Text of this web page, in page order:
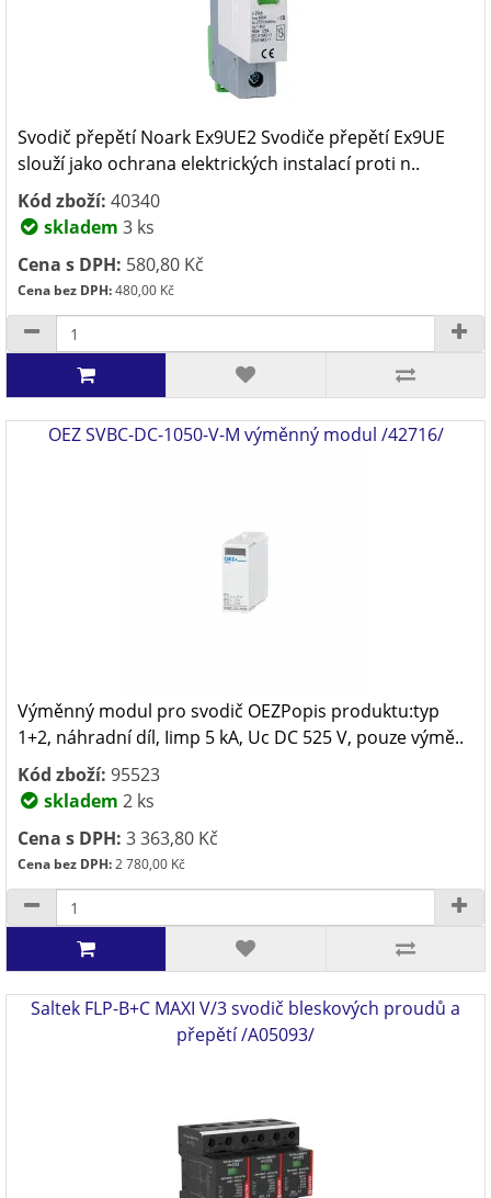
Svodič přepětí Noark Ex9UE2 Svodiče přepětí Ex9UE
slouží jako ochrana elektrických instalací proti n..
Kód zboží: 40340
skladem 3 ks
Cena s DPH: 580,80 Kč
Cena bez DPH:480,00 Kč
OEZ SVBC-DC-1050-V-M výměnný modul /42716/
Výměnný modul pro svodič OEZPopis produktu:typ
1+2, náhradní díl, Iimp 5 kA, Uc DC 525 V, pouze výmě..
Kód zboží: 95523
skladem 2 ks
Cena s DPH: 3 363,80 Kč
Cena bez DPH:2 780,00 Kč
Saltek FLP-B+C MAXI V/3 svodič bleskových proudů a
přepětí /A05093/